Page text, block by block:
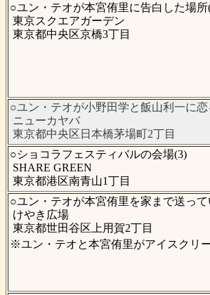
○ユン・テオが本宮侑里に告白した場所
東京スクエアガーデン
東京都中央区京橋3丁目
○ユン・テオが小野田学と飯山利一に
ニューカヤバ
東京都中央区日本橋茅場町2丁目
○ショコラフェスティバルの会場(3)
SHARE GREEN
東京都港区南青山1丁目
○ユン・テオが本宮侑里を家まで送っ
けやき広場
東京都世田谷区上用賀2丁目
※ユン・テオと本宮侑里がアイスクリ